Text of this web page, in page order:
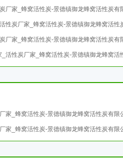
厂家_蜂窝活性炭-景德镇御龙蜂窝活性炭有
性炭厂家_蜂窝活性炭-景德镇御龙蜂窝活性
厂家_蜂窝活性炭-景德镇御龙蜂窝活性炭有
活性炭厂家_蜂窝活性炭-景德镇御龙蜂窝活
家_蜂窝活性炭-景德镇御龙蜂窝活性炭有限
家_蜂窝活性炭-景德镇御龙蜂窝活性炭有限